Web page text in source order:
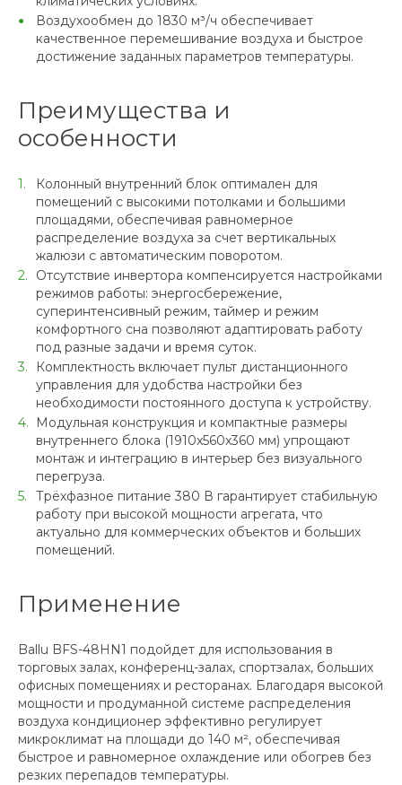
Воздухообмен до 1830 м³/ч обеспечивает
качественное перемешивание воздуха и быстрое
достижение заданных параметров температуры.
Преимущества и
особенности
Колонный внутренний блок оптимален для
помещений с высокими потолками и большими
площадями, обеспечивая равномерное
распределение воздуха за счет вертикальных
жалюзи с автоматическим поворотом.
Отсутствие инвертора компенсируется настройками
режимов работы: энергосбережение,
суперинтенсивный режим, таймер и режим
комфортного сна позволяют адаптировать работу
под разные задачи и время суток.
Комплектность включает пульт дистанционного
управления для удобства настройки без
необходимости постоянного доступа к устройству.
Модульная конструкция и компактные размеры
внутреннего блока (1910x560x360 мм) упрощают
монтаж и интеграцию в интерьер без визуального
перегруза.
Трёхфазное питание 380 В гарантирует стабильную
работу при высокой мощности агрегата, что
актуально для коммерческих объектов и больших
помещений.
Применение
Ballu BFS-48HN1 подойдет для использования в
торговых залах, конференц-залах, спортзалах, больших
офисных помещениях и ресторанах. Благодаря высокой
мощности и продуманной системе распределения
воздуха кондиционер эффективно регулирует
микроклимат на площади до 140 м², обеспечивая
быстрое и равномерное охлаждение или обогрев без
резких перепадов температуры.